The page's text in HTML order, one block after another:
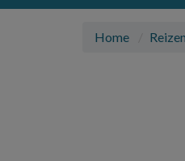
Home Reizen